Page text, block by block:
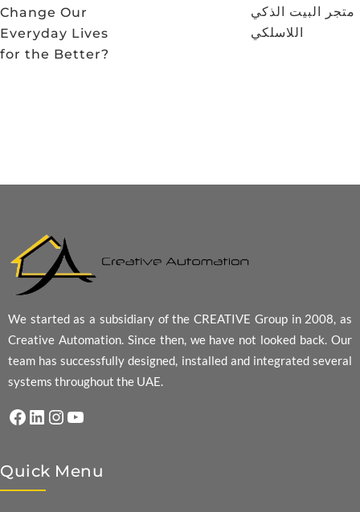
Change Our
Everyday Lives
for the Better?
متجر البيت الذكي
اللاسلكي
We started as a subsidiary of the CREATIVE Group in 2008, as
Creative Automation. Since then, we have not looked back. Our
team has successfully designed, installed and integrated several
systems throughout the UAE.
Facebook
LinkedIn
Instagram
YouTube
Quick Menu